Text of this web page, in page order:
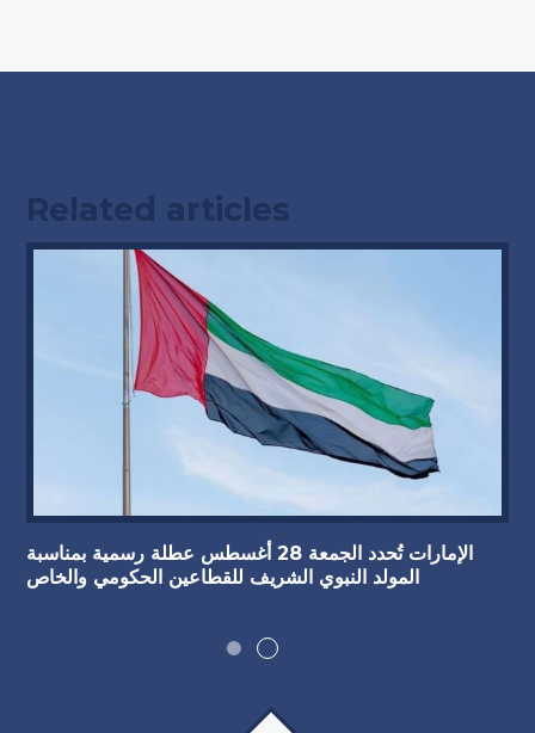
Related articles
الإمارات تُحدد الجمعة 28 أغسطس عطلة رسمية بمناسبة
المولد النبوي الشريف للقطاعين الحكومي والخاص